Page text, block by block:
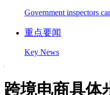
Government inspectors
重点要闻
Key News
跨境电商具体